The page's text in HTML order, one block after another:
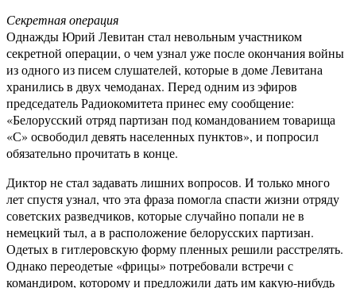
Секретная операция
Однажды Юрий Левитан стал невольным участником
секретной операции, о чем узнал уже после окончания войны
из одного из писем слушателей, которые в доме Левитана
хранились в двух чемоданах. Перед одним из эфиров
председатель Радиокомитета принес ему сообщение:
«Белорусский отряд партизан под командованием товарища
«С» освободил девять населенных пунктов», и попросил
обязательно прочитать в конце.
Диктор не стал задавать лишних вопросов. И только много
лет спустя узнал, что эта фраза помогла спасти жизни отряду
советских разведчиков, которые случайно попали не в
немецкий тыл, а в расположение белорусских партизан.
Одетых в гитлеровскую форму пленных решили расстрелять.
Однако переодетые «фрицы» потребовали встречи с
командиром, которому и предложили дать им какую-нибудь